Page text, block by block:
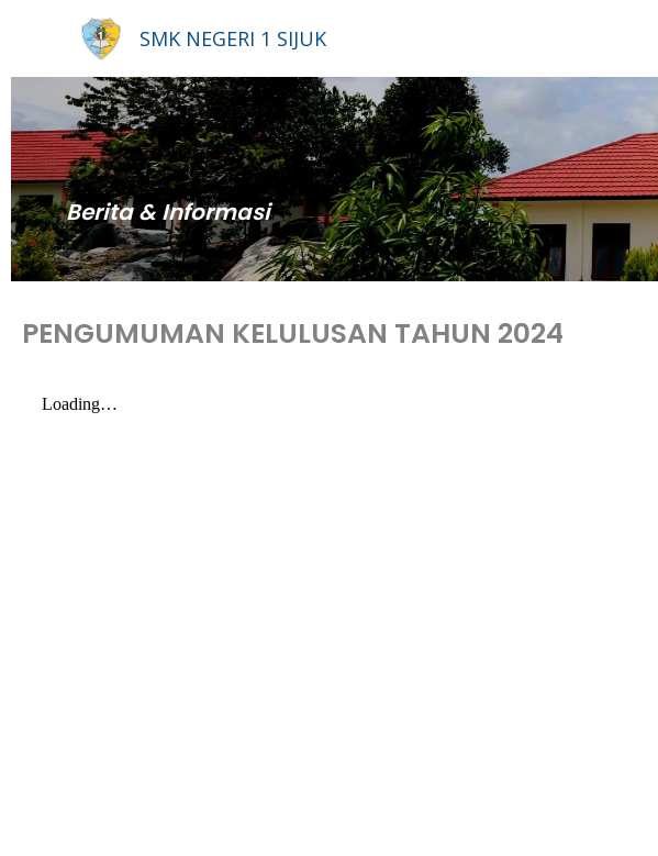
SMK NEGERI 1 SIJUK
Berita & Informasi
PENGUMUMAN KELULUSAN TAHUN 2024